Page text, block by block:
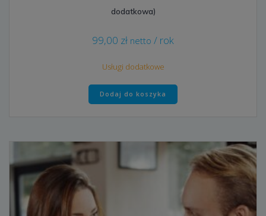
dodatkowa)
99,00 zł netto / rok
Usługi dodatkowe
Dodaj do koszyka